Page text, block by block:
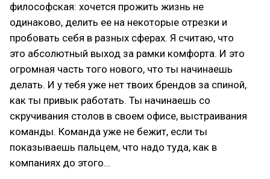
философская: хочется прожить жизнь не
одинаково, делить ее на некоторые отрезки и
пробовать себя в разных сферах. Я считаю, что
это абсолютный выход за рамки комфорта. И это
огромная часть того нового, что ты начинаешь
делать. И у тебя уже нет твоих брендов за спиной,
как ты привык работать. Ты начинаешь со
скручивания столов в своем офисе, выстраивания
команды. Команда уже не бежит, если ты
показываешь пальцем, что надо туда, как в
компаниях до этого…